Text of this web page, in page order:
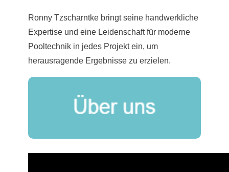
Ronny Tzscharntke bringt seine handwerkliche
Expertise und eine Leidenschaft für moderne
Pooltechnik in jedes Projekt ein, um
herausragende Ergebnisse zu erzielen.